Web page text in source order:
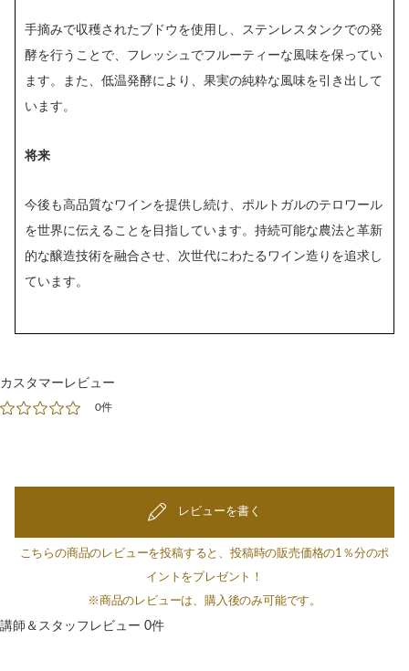
手摘みで収穫されたブドウを使用し、ステンレスタンクでの発
酵を行うことで、フレッシュでフルーティーな風味を保ってい
ます。また、低温発酵により、果実の純粋な風味を引き出して
います。
将来
今後も高品質なワインを提供し続け、ポルトガルのテロワール
を世界に伝えることを目指しています。持続可能な農法と革新
的な醸造技術を融合させ、次世代にわたるワイン造りを追求し
ています。
カスタマーレビュー
0件
レビューを書く
こちらの商品のレビューを投稿すると、投稿時の販売価格の1％分のポ
イントをプレゼント！
※商品のレビューは、購入後のみ可能です。
講師＆スタッフレビュー 0件